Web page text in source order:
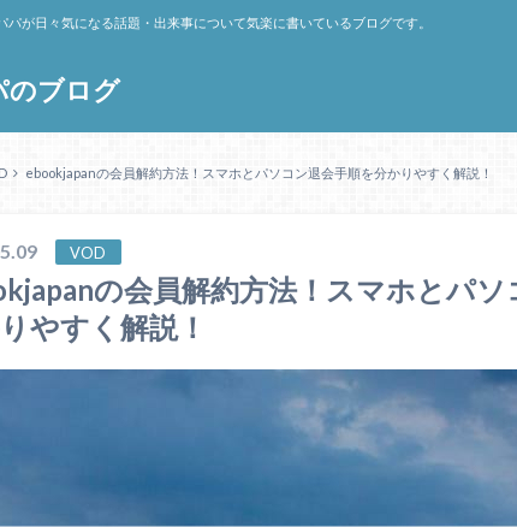
のブログ
パが日々気になる話題・出来事について気楽に書いているブログです。
ebookjapanの会員解約方法！スマホとパソコン退会手順を分かりやすく解説！
VOD
の会員解約方法！スマホとパソ
やすく解説！